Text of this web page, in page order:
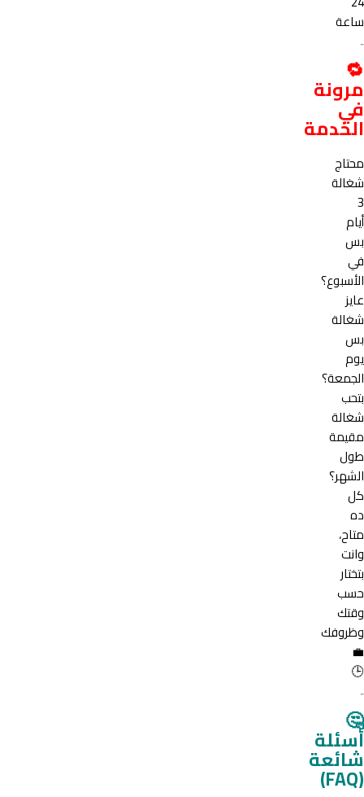
ساعة
🔁
مرونة
في
الخدمة
محتاج
شغالة
3
أيام
بس
في
الأسبوع؟
عايز
شغالة
بس
يوم
الجمعة؟
بتحب
شغالة
مقيمة
طول
الشهر؟
كل
ده
متاح،
وانت
بتختار
حسب
وقتك
وظروفك
💼
🕒
🤔
أسئلة
شائعة
(FAQ)